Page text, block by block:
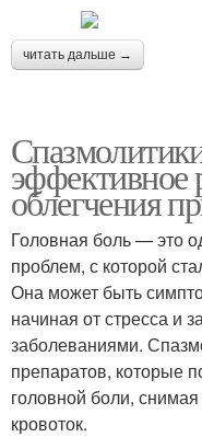
читать дальше →
эффективное
облегчения
Головная боль — это
проблем, с которой
Она может быть
начиная от стресса и
заболеваниями.
препаратов, которые
головной боли,
кровоток.